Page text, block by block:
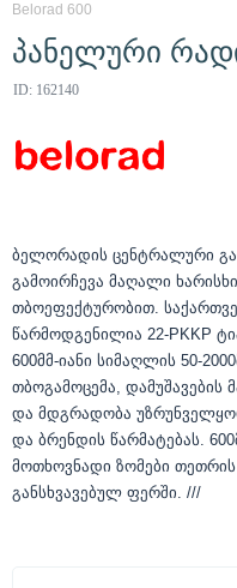
Belorad 600
პანელური
ID: 162140
ბელორადის ცენტრალური
გამოირჩევა მაღალი
თბოეფექტურობით.
წარმოდგენილია 22-PKKP
600მმ-იანი სიმაღლის 50-
თბოგამოცემა,
და მდგრადობა
და ბრენდის წარმატებას.
მოთხოვნადი ზომები
განსხვავებულ ფერში. ///